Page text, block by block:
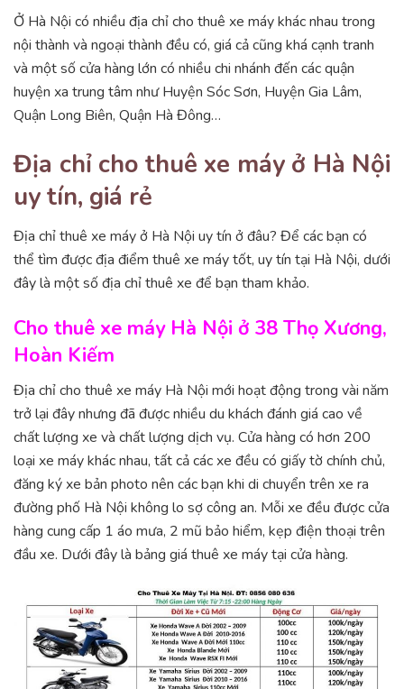
Ở Hà Nội có nhiều địa chỉ cho thuê xe máy khác nhau trong
nội thành và ngoại thành đều có, giá cả cũng khá cạnh tranh
và một số cửa hàng lớn có nhiều chi nhánh đến các quận
huyện xa trung tâm như Huyện Sóc Sơn, Huyện Gia Lâm,
Quận Long Biên, Quận Hà Đông…
Địa chỉ cho thuê xe máy ở Hà Nội
uy tín, giá rẻ
Địa chỉ thuê xe máy ở Hà Nội uy tín ở đâu? Để các bạn có
thể tìm được địa điểm thuê xe máy tốt, uy tín tại Hà Nội, dưới
đây là một số địa chỉ thuê xe để bạn tham khảo.
Cho thuê xe máy Hà Nội ở 38 Thọ Xương,
Hoàn Kiếm
Địa chỉ cho thuê xe máy Hà Nội mới hoạt động trong vài năm
trở lại đây nhưng đã được nhiều du khách đánh giá cao về
chất lượng xe và chất lượng dịch vụ. Cửa hàng có hơn 200
loại xe máy khác nhau, tất cả các xe đều có giấy tờ chính chủ,
đăng ký xe bản photo nên các bạn khi di chuyển trên xe ra
đường phố Hà Nội không lo sợ công an. Mỗi xe đều được cửa
hàng cung cấp 1 áo mưa, 2 mũ bảo hiểm, kẹp điện thoại trên
đầu xe. Dưới đây là bảng giá thuê xe máy tại cửa hàng.